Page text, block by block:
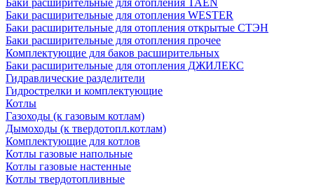
Баки расширительные для отопления TAEN
Баки расширительные для отопления WESTER
Баки расширительные для отопления открытые СТЭН
Баки расширительные для отопления прочее
Комплектующие для баков расширительных
Баки расширительные для отопления ДЖИЛЕКС
Гидравлические разделители
Гидрострелки и комплектующие
Котлы
Газоходы (к газовым котлам)
Дымоходы (к твердотопл.котлам)
Комплектующие для котлов
Котлы газовые напольные
Котлы газовые настенные
Котлы твердотопливные